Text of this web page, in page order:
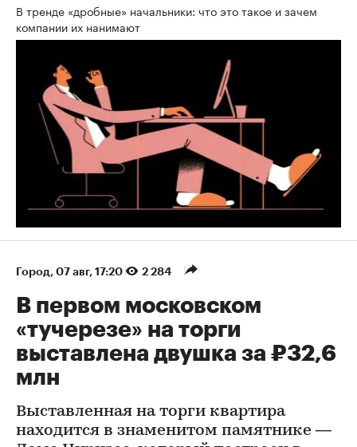
В тренде «дробные» начальники: что это такое и зачем
компании их нанимают
Город 07 авг, 17:20 2 284
В первом московском
«тучерезе» на торги
выставлена двушка за ₽32,6
млн
Выставленная на торги квартира
находится в знаменитом памятнике —